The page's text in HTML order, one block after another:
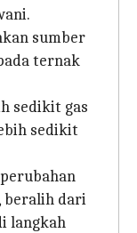
sumber
ternak
sedikit gas
sedikit
beralih dari
langkah